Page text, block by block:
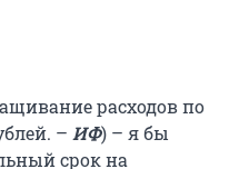
расходов по
– ИФ) – я бы
срок на